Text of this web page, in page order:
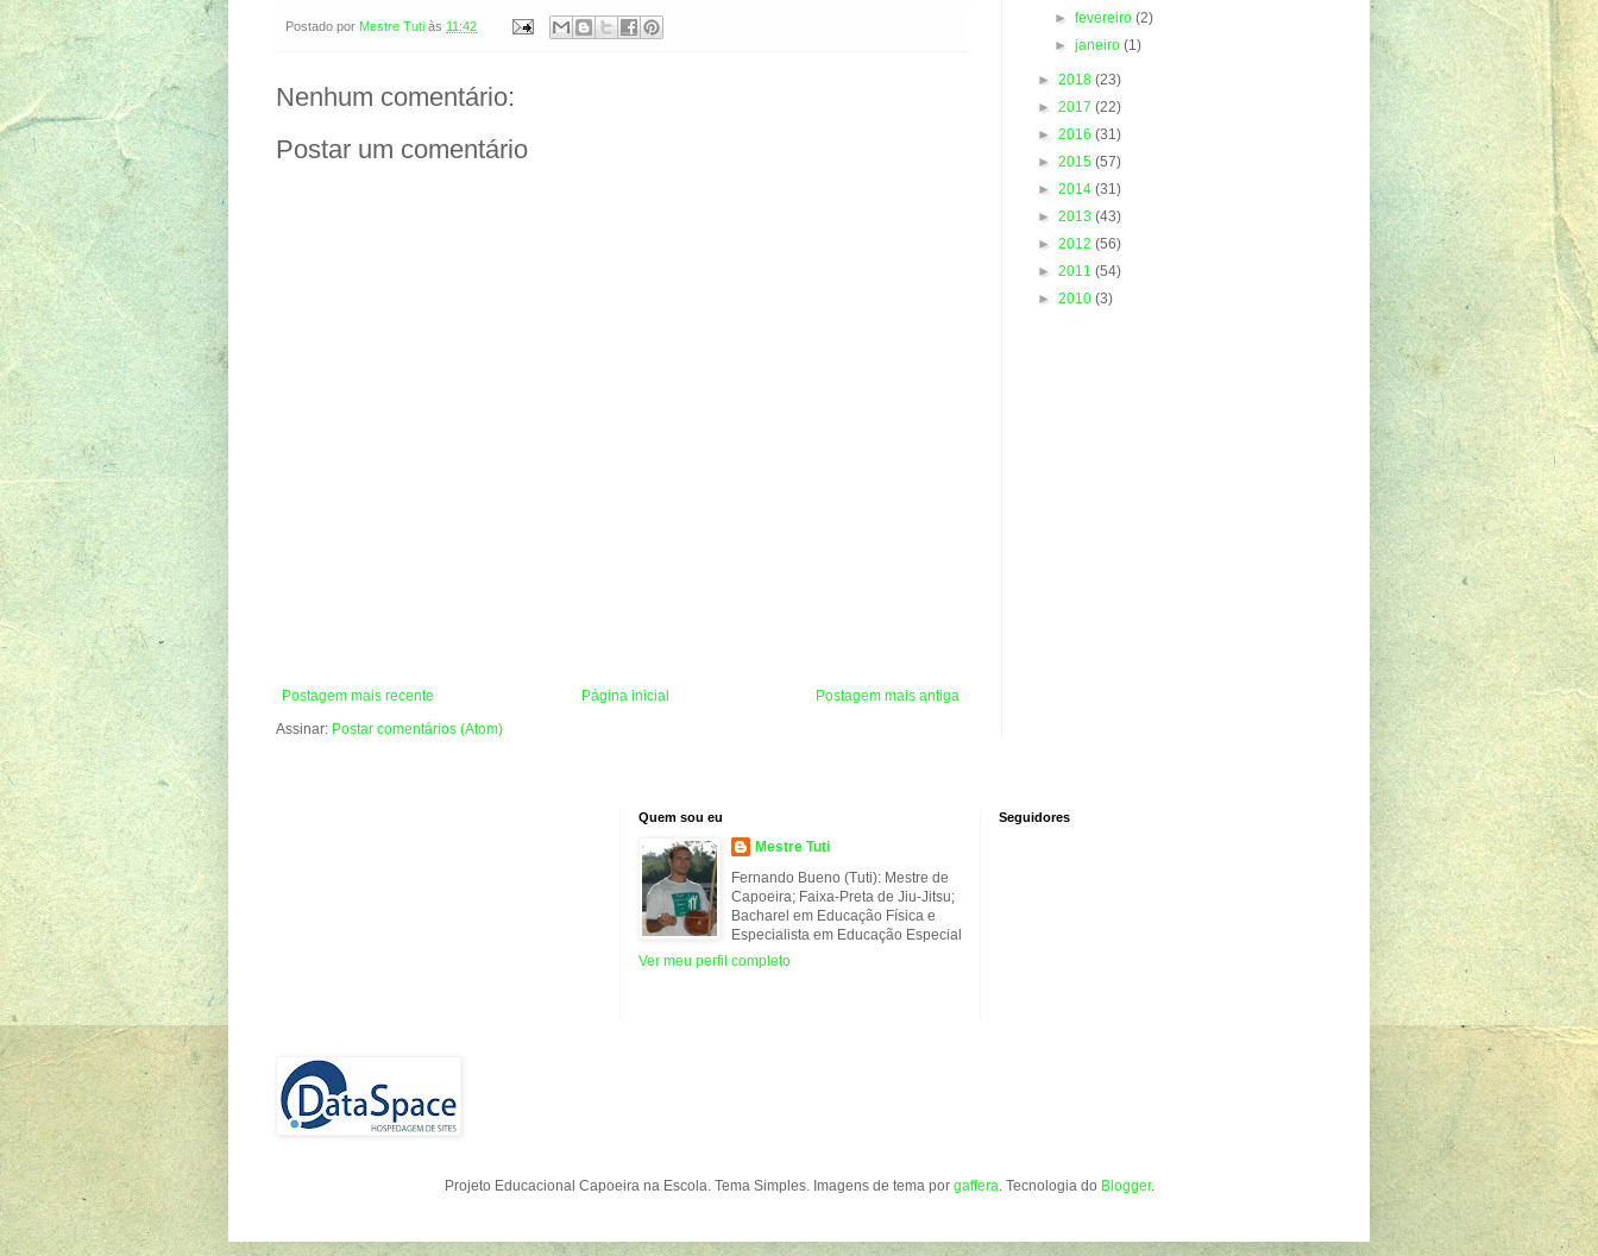
Postado por Mestre Tuti às 11:42
Nenhum comentário:
Postar um comentário
Postagem mais recente Postagem mais antiga
Página inicial
Assinar: Postar comentários (Atom)
►fevereiro(2)
►janeiro(1)
► 2018 (23)
► 2017 (22)
► 2016 (31)
► 2015 (57)
► 2014 (31)
► 2013 (43)
► 2012 (56)
► 2011 (54)
► 2010 (3)
Quem sou eu
Mestre Tuti
Fernando Bueno (Tuti): Mestre de
Capoeira; Faixa-Preta de Jiu-Jitsu;
Bacharel em Educação Física e
Especialista em Educação Especial
Ver meu perfil completo
Seguidores
Projeto Educacional Capoeira na Escola. Tema Simples. Imagens de tema por gaffera. Tecnologia do Blogger.